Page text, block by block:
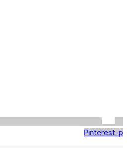
Pinterest-p